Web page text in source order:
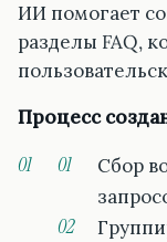
ИИ помогает
разделы FAQ,
Процесс
Сбор